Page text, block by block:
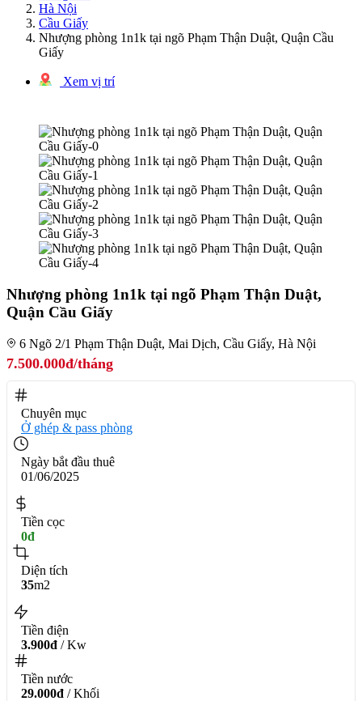
Hà Nội
Cầu Giấy
Nhượng phòng 1n1k tại ngõ Phạm Thận Duật, Quận Cầu
Giấy
Xem vị trí
Nhượng phòng 1n1k tại ngõ Phạm Thận Duật,
Quận Cầu Giấy
6 Ngõ 2/1 Phạm Thận Duật, Mai Dịch, Cầu Giấy, Hà Nội
7.500.000đ/tháng
Chuyên mục
Ở ghép & pass phòng
Ngày bắt đầu thuê
01/06/2025
Tiền cọc
0đ
Diện tích
35m2
Tiền điện
3.900đ / Kw
Tiền nước
29.000đ / Khối